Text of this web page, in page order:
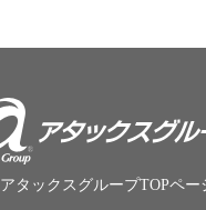
アタックスグループTOPペー